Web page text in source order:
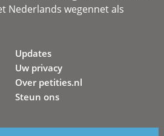
Nederlands wegennet als
Updates
Uw privacy
Over petities.nl
Steun ons